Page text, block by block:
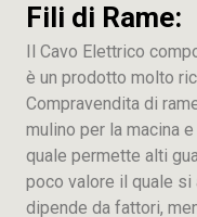
Fili di Rame:
Il Cavo Elettrico
è un prodotto molto
Compravendita di
mulino per la macina
quale permette alti
poco valore il quale si
dipende da fattori,